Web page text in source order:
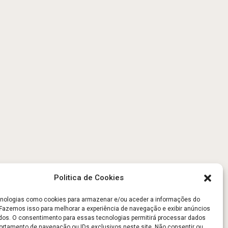
Politica de Cookies
como cookies para armazenar e/ou aceder a informações do
isso para melhorar a experiência de navegação e exibir anúncios
O consentimento para essas tecnologias permitirá processar dados